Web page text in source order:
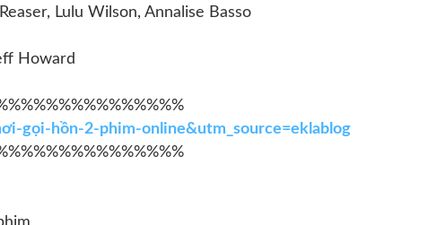
Lulu Wilson, Annalise Basso
Howard
gọi-hồn-2-phim-online&utm_source=eklablog